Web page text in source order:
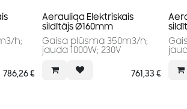
h;
786,26€
Aerauliqa Elektriskais
sildītājs Ø160mm
Gaisa plūsma 350m3/h;
jauda 1000W; 230V
761,33 €